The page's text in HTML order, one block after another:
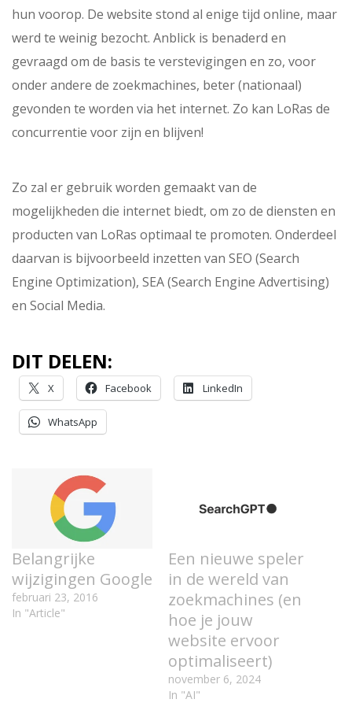
hun voorop. De website stond al enige tijd online, maar
werd te weinig bezocht. Anblick is benaderd en
gevraagd om de basis te verstevigingen en zo, voor
onder andere de zoekmachines, beter (nationaal)
gevonden te worden via het internet. Zo kan LoRas de
concurrentie voor zijn en blijven!
Zo zal er gebruik worden gemaakt van de
mogelijkheden die internet biedt, om zo de diensten en
producten van LoRas optimaal te promoten. Onderdeel
daarvan is bijvoorbeeld inzetten van SEO (Search
Engine Optimization), SEA (Search Engine Advertising)
en Social Media.
DIT DELEN:
X Facebook LinkedIn
WhatsApp
Belangrijke
wijzigingen Google
februari 23, 2016
In "Article"
Een nieuwe speler
in de wereld van
zoekmachines (en
hoe je jouw
website ervoor
optimaliseert)
november 6, 2024
In "AI"